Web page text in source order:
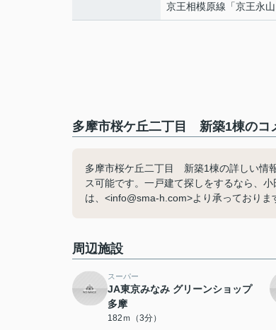
京王相模原線 「京王永山
多摩市桜ケ丘二丁目 新築1棟のコ
多摩市桜ケ丘二丁目 新築1棟の詳しい情
ス可能です。一戸建て探しをするなら、
は、<info@sma-h.com>より承っておりま
周辺施設
スーパー
JA東京みなみ グリーンショップ
多摩
182ｍ（3分）